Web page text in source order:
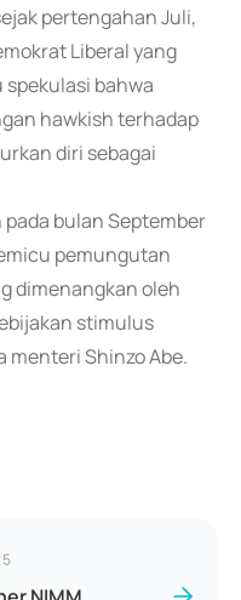
pertengahan Juli,
Liberal yang
bahwa
hawkish terhadap
diri sebagai
bulan September
pemungutan
dimenangkan oleh
stimulus
menteri Shinzo Abe.